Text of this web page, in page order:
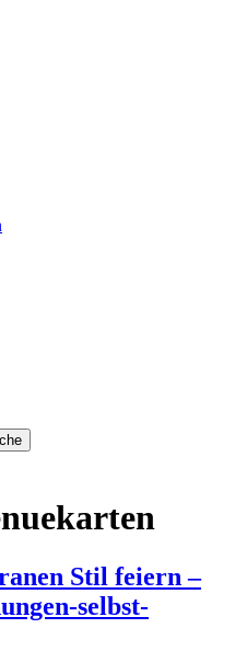
Stil feiern –
selbst-